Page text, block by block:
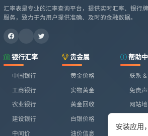
安装应用
汇率表是专业的汇率查询平台，提供实时汇率、银行
服务，致力于为用户提供准确、及时的金融数据。
银行汇率
中国银行
工商银行
农业银行
建设银行
中间价
贵金属
黄金价格
实物黄金
黄金回收
白银价格
油价信息
帮助
联系 &
免责声
网站